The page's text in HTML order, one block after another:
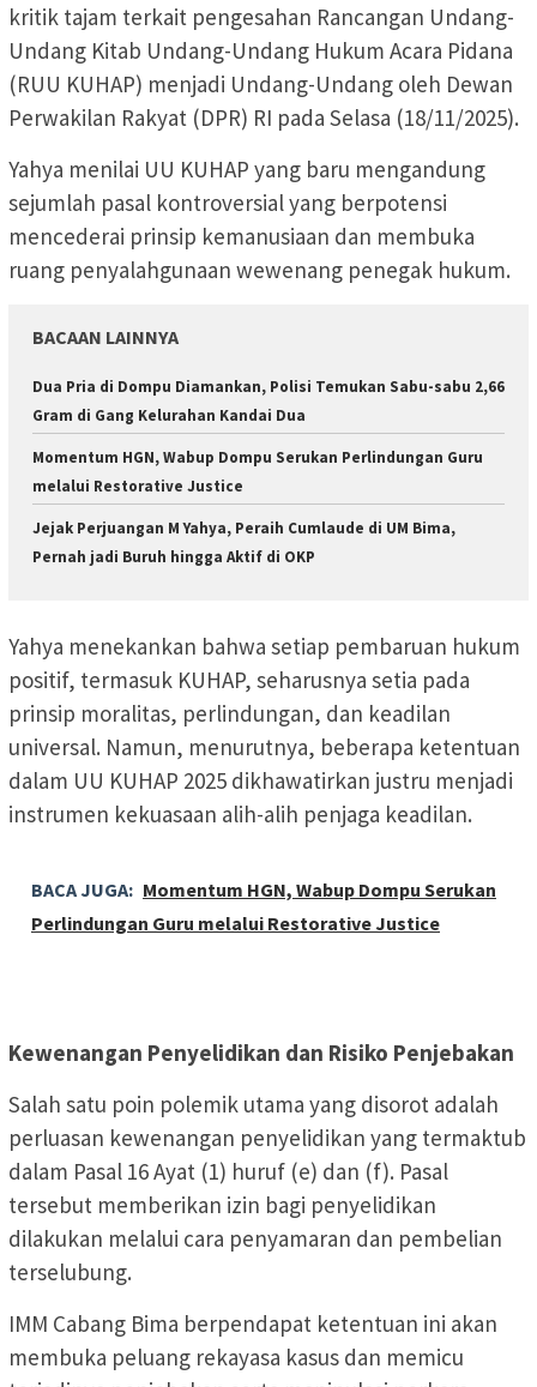
kritik tajam terkait pengesahan Rancangan Undang-
Undang Kitab Undang-Undang Hukum Acara Pidana
(RUU KUHAP) menjadi Undang-Undang oleh Dewan
Perwakilan Rakyat (DPR) RI pada Selasa (18/11/2025).
Yahya menilai UU KUHAP yang baru mengandung
sejumlah pasal kontroversial yang berpotensi
mencederai prinsip kemanusiaan dan membuka
ruang penyalahgunaan wewenang penegak hukum.
BACAAN LAINNYA
Dua Pria di Dompu Diamankan, Polisi Temukan Sabu-sabu 2,66
Gram di Gang Kelurahan Kandai Dua
Momentum HGN, Wabup Dompu Serukan Perlindungan Guru
melalui Restorative Justice
Jejak Perjuangan M Yahya, Peraih Cumlaude di UM Bima,
Pernah jadi Buruh hingga Aktif di OKP
Yahya menekankan bahwa setiap pembaruan hukum
positif, termasuk KUHAP, seharusnya setia pada
prinsip moralitas, perlindungan, dan keadilan
universal. Namun, menurutnya, beberapa ketentuan
dalam UU KUHAP 2025 dikhawatirkan justru menjadi
instrumen kekuasaan alih-alih penjaga keadilan.
BACA JUGA: Momentum HGN, Wabup Dompu Serukan
Perlindungan Guru melalui Restorative Justice
Kewenangan Penyelidikan dan Risiko Penjebakan
Salah satu poin polemik utama yang disorot adalah
perluasan kewenangan penyelidikan yang termaktub
dalam Pasal 16 Ayat (1) huruf (e) dan (f). Pasal
tersebut memberikan izin bagi penyelidikan
dilakukan melalui cara penyamaran dan pembelian
terselubung.
IMM Cabang Bima berpendapat ketentuan ini akan
membuka peluang rekayasa kasus dan memicu